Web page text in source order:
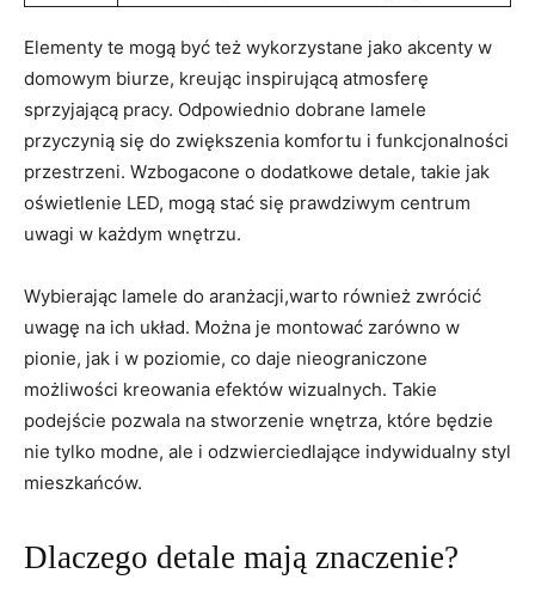
Elementy te mogą być też wykorzystane jako akcenty w
domowym biurze, kreując inspirującą atmosferę
sprzyjającą pracy. Odpowiednio dobrane lamele
przyczynią się do zwiększenia komfortu i funkcjonalności
przestrzeni. Wzbogacone o dodatkowe detale, takie jak
oświetlenie LED, mogą stać się prawdziwym centrum
uwagi w każdym wnętrzu.
Wybierając lamele do aranżacji,warto również zwrócić
uwagę na ich układ. Można je montować zarówno w
pionie, jak i w poziomie, co daje nieograniczone
możliwości kreowania efektów wizualnych. Takie
podejście pozwala na stworzenie wnętrza, które będzie
nie tylko modne, ale i odzwierciedlające indywidualny styl
mieszkańców.
Dlaczego detale mają znaczenie?